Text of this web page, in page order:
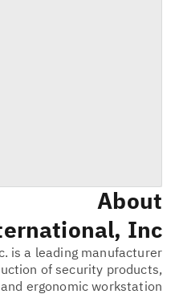
About
Inc.
is a leading manufacturer
of security products,
ergonomic workstation